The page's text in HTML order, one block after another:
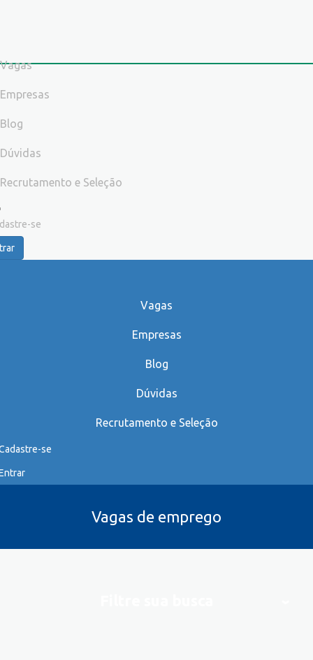
Vagas
Empresas
Blog
Dúvidas
Recrutamento e Seleção
se
Vagas
Empresas
Blog
Dúvidas
Recrutamento e Seleção
se
Vagas de emprego